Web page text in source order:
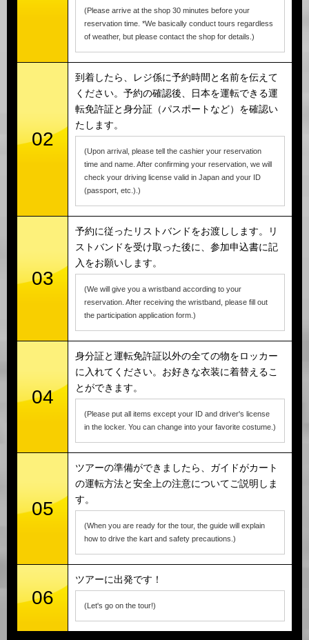
(Please arrive at the shop 30 minutes before your
reservation time. *We basically conduct tours regardless
of weather, but please contact the shop for details.)
02
到着したら、レジ係に予約時間と名前を伝えて
ください。予約の確認後、日本を運転できる運
転免許証と身分証（パスポートなど）を確認い
たします。
(Upon arrival, please tell the cashier your reservation
time and name. After confirming your reservation, we will
check your driving license valid in Japan and your ID
(passport, etc.).)
03
予約に従ったリストバンドをお渡しします。リ
ストバンドを受け取った後に、参加申込書に記
入をお願いします。
(We will give you a wristband according to your
reservation. After receiving the wristband, please fill out
the participation application form.)
04
身分証と運転免許証以外の全ての物をロッカー
に入れてください。お好きな衣装に着替えるこ
とができます。
(Please put all items except your ID and driver's license
in the locker. You can change into your favorite costume.)
05
ツアーの準備ができましたら、ガイドがカート
の運転方法と安全上の注意についてご説明しま
す。
(When you are ready for the tour, the guide will explain
how to drive the kart and safety precautions.)
06
ツアーに出発です！
(Let's go on the tour!)